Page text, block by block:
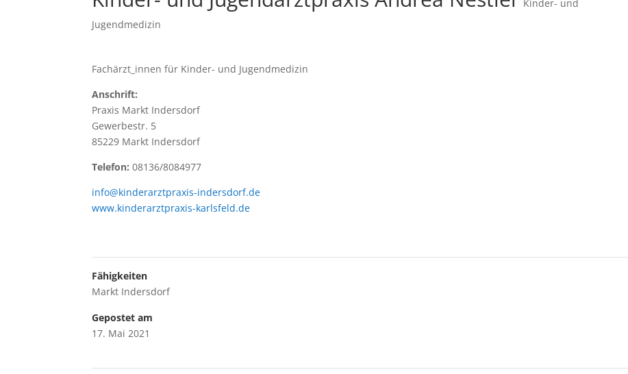
Kinder- und
Jugendmedizin
Fachärzt_innen für Kinder- und Jugendmedizin
Anschrift:
Praxis Markt Indersdorf
Gewerbestr. 5
85229 Markt Indersdorf
Telefon: 08136/8084977
info@kinderarztpraxis-indersdorf.de
www.kinderarztpraxis-karlsfeld.de
Fähigkeiten
Markt Indersdorf
Gepostet am
17. Mai 2021